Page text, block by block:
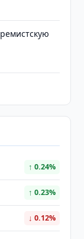
↑ 0.24%
↑ 0.23%
↓ 0.12%